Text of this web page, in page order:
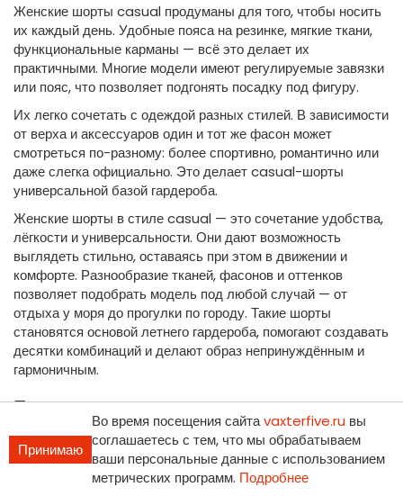
Женские шорты casual продуманы для того, чтобы носить
их каждый день. Удобные пояса на резинке, мягкие ткани,
функциональные карманы — всё это делает их
практичными. Многие модели имеют регулируемые завязки
или пояс, что позволяет подгонять посадку под фигуру.
Их легко сочетать с одеждой разных стилей. В зависимости
от верха и аксессуаров один и тот же фасон может
смотреться по-разному: более спортивно, романтично или
даже слегка официально. Это делает casual-шорты
универсальной базой гардероба.
Женские шорты в стиле casual — это сочетание удобства,
лёгкости и универсальности. Они дают возможность
выглядеть стильно, оставаясь при этом в движении и
комфорте. Разнообразие тканей, фасонов и оттенков
позволяет подобрать модель под любой случай — от
отдыха у моря до прогулки по городу. Такие шорты
становятся основой летнего гардероба, помогают создавать
десятки комбинаций и делают образ непринуждённым и
гармоничным.
Преимущества наших женских шорт:
Качество материалов: Мы используем только
высококачественные ткани, которые обеспечивают
комфорт, долговечность и приятные тактильные
ощущения. Наши шорты выполнены из дышащих,
Принимаю
Во время посещения сайтаvaxterfive.ru вы
соглашаетесь с тем, что мы обрабатываем
ваши персональные данные с использованием
метрических программ. Подробнее